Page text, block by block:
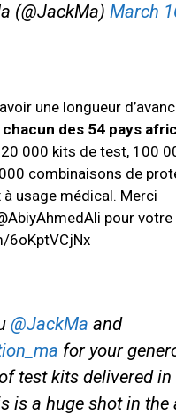
(@JackMa) March
une longueur
chacun des 54 pays
000 kits de test, 100
combinaisons de
usage médical. Merci
pour
6oKptVCjNx
@JackMa and
for your
test kits delivered
is a huge shot in the